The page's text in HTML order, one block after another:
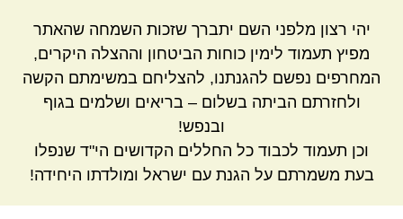
יהי רצון מלפני השם יתברך שזכות השמחה שהאתר
מפיץ תעמוד לימין כוחות הביטחון וההצלה היקרים,
המחרפים נפשם להגנתנו, להצליחם במשימתם הקשה
ולחזרתם הביתה בשלום – בריאים ושלמים בגוף
ובנפש!
וכן תעמוד לכבוד כל החללים הקדושים הי"ד שנפלו
בעת משמרתם על הגנת עם ישראל ומולדתו היחידה!